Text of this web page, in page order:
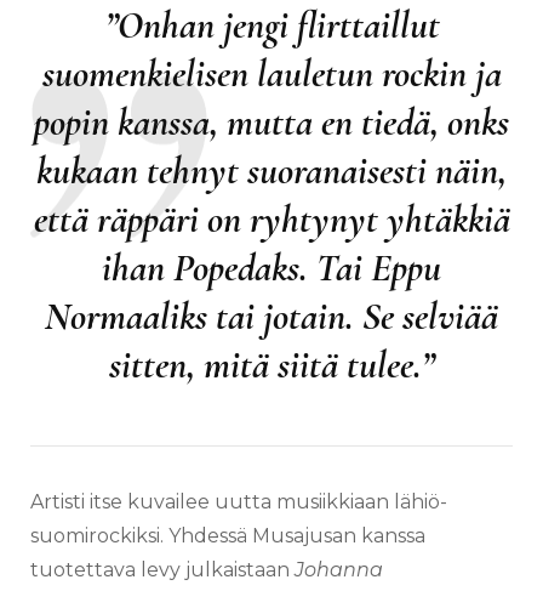
”Onhan jengi flirttaillut
suomenkielisen lauletun rockin ja
popin kanssa, mutta en tiedä, onks
kukaan tehnyt suoranaisesti näin,
että räppäri on ryhtynyt yhtäkkiä
ihan Popedaks. Tai Eppu
Normaaliks tai jotain. Se selviää
sitten, mitä siitä tulee.”
Artisti itse kuvailee uutta musiikkiaan lähiö-
suomirockiksi. Yhdessä Musajusan kanssa
tuotettava levy julkaistaanJohanna